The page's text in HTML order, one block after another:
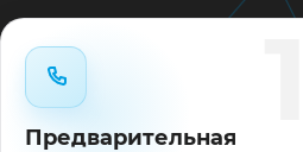
Предварительная